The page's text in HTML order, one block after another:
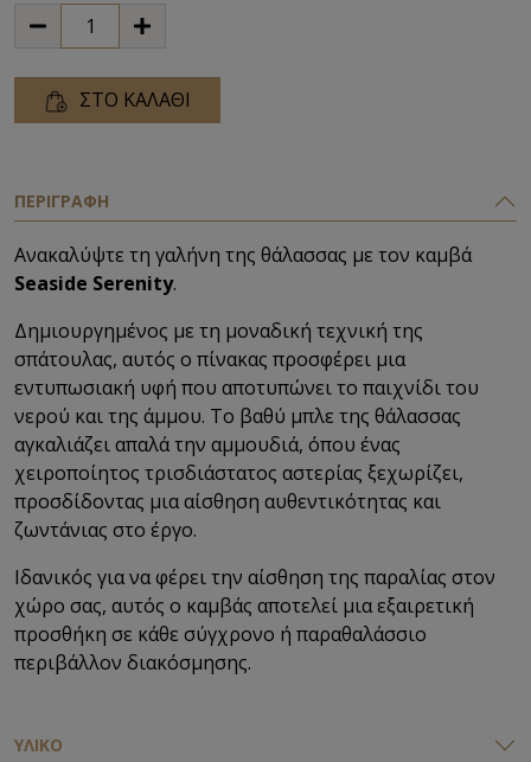
ΣΤΟ ΚΑΛΑΘΙ
ΠΕΡΙΓΡΑΦΗ
Ανακαλύψτε τη γαλήνη της θάλασσας με τον καμβά
Seaside Serenity.
Δημιουργημένος με τη μοναδική τεχνική της
σπάτουλας, αυτός ο πίνακας προσφέρει μια
εντυπωσιακή υφή που αποτυπώνει το παιχνίδι του
νερού και της άμμου. Το βαθύ μπλε της θάλασσας
αγκαλιάζει απαλά την αμμουδιά, όπου ένας
χειροποίητος τρισδιάστατος αστερίας ξεχωρίζει,
προσδίδοντας μια αίσθηση αυθεντικότητας και
ζωντάνιας στο έργο.
Ιδανικός για να φέρει την αίσθηση της παραλίας στον
χώρο σας, αυτός ο καμβάς αποτελεί μια εξαιρετική
προσθήκη σε κάθε σύγχρονο ή παραθαλάσσιο
περιβάλλον διακόσμησης.
ΥΛΙΚΟ